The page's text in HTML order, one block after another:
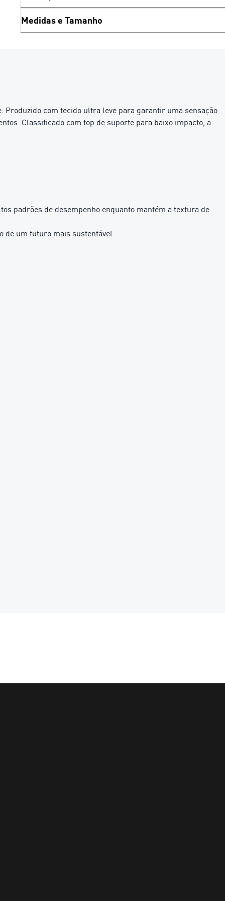
Medidas e Tamanho
Produzido com tecido ultra leve para garantir uma sensação
Classificado com top de suporte para baixo impacto, a
padrões de desempenho enquanto mantém a textura de
de um futuro mais sustentável